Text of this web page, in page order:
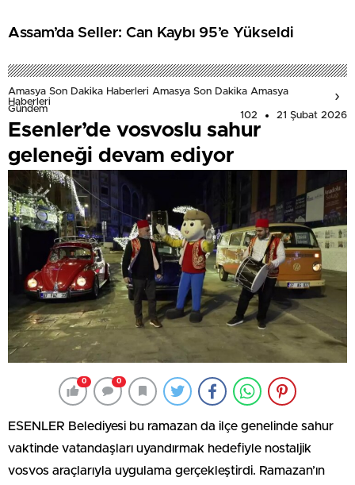
Assam’da Seller: Can Kaybı 95’e Yükseldi
Amasya Son Dakika Haberleri Amasya Son Dakika Amasya
Haberleri
Gündem
102 21 Şubat 2026
Esenler’de vosvoslu sahur
geleneği devam ediyor
0 0
ESENLER Belediyesi bu ramazan da ilçe genelinde sahur
vaktinde vatandaşları uyandırmak hedefiyle nostaljik
vosvos araçlarıyla uygulama gerçekleştirdi. Ramazan’ın